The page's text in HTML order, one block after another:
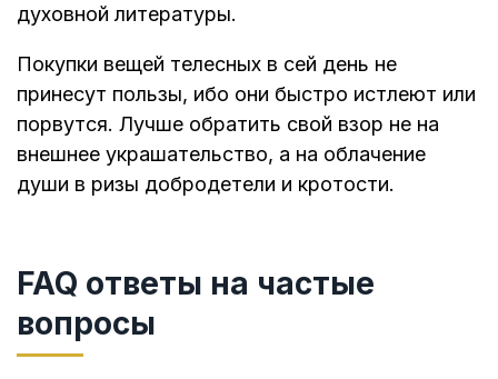
духовной литературы.
Покупки вещей телесных в сей день не
принесут пользы, ибо они быстро истлеют или
порвутся. Лучше обратить свой взор не на
внешнее украшательство, а на облачение
души в ризы добродетели и кротости.
FAQ ответы на частые
вопросы